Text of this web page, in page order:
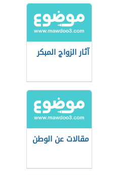
آثار الزواج المبكر
مقالات عن الوطن